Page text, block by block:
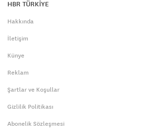
HBR TÜRKİYE
Hakkında
İletişim
Künye
Reklam
Şartlar ve Koşullar
Gizlilik Politikası
Abonelik Sözleşmesi